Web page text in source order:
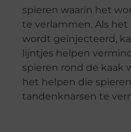
spieren waarin het
te verlammen. Als
wordt geïnjecteerd,
lijntjes helpen
spieren rond de kaak
het helpen die
tandenknarsen te